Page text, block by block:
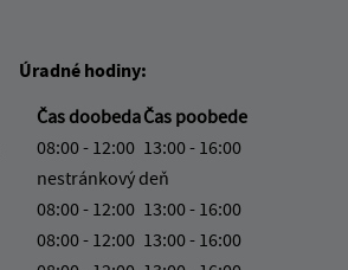
Úradné hodiny:
Čas doobedaČas poobede
08:00 - 12:00 13:00 - 16:00
nestránkový deň
08:00 - 12:00 13:00 - 16:00
08:00 - 12:00 13:00 - 16:00